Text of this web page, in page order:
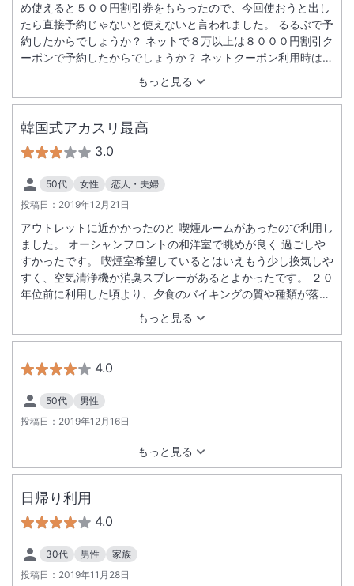
もっと見る
め使えると５００円割引券をもらったので、今回使おうと出し
たら直接予約じゃないと使えないと言われました。 るるぶで予
約したからでしょうか？ ネットで８万以上は８０００円割引ク
ーポンで予約したからでしょうか？ ネットクーポン利用時は三
日月の５００円割引使えない旨を記載してほしいです。 しかも
鬼怒川では会計時に毎回５００円割引券を毎回くれるのに竜宮
亭では貰えませんでした。ホテルによって違うのか、忘れられ
てたのか、正月奮発して高くても予約したのにこの件だけが残
韓国式アカスリ最高
3.0
50代 女性
恋人・夫婦
投稿日： 2019年12月21日
もっと見る
アウトレットに近かかったのと 喫煙ルームがあったので利用し
ました。 オーシャンフロントの和洋室で眺めが良く 過ごしや
すかったです。 喫煙室希望しているとはいえもう少し換気しや
すく、空気清浄機か消臭スプレーがあるとよかったです。 ２０
年位前に利用した頃より、夕食のバイキングの質や種類が落ち
たように感じました。 特に料理が冷めてしまっているので、
もっと温かい状態で提供すればいいと思います。 サラダの種類
は少ないですが、お野菜はとてもおいしかったです。 朝食は飲
み物や料理の種類も多くて美味しかったです。 お風呂は大きく
塩サウナがよかったです。 初めて韓国式アカスリをしました。
初めてだと言うと力加減を何度も確認してくれて、垢すりもリ
ンパマッサージも最高でした。数日たっても肌がスベスベで肩
こりも解消しました。 また垢すり目的で日帰りで行きたいで
4.0
50代
男性
投稿日： 2019年12月16日
もっと見る
日帰り利用
4.0
30代 男性
家族
投稿日： 2019年11月28日